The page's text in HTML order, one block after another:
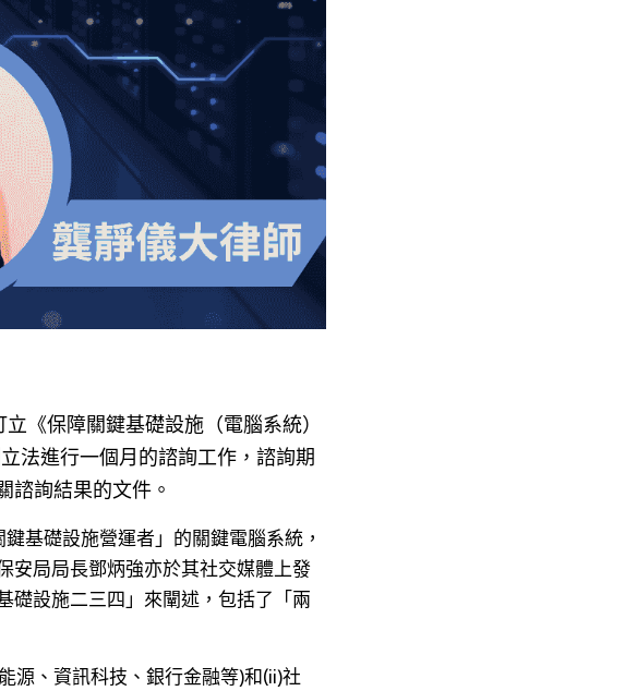
《保障關鍵基礎設施（電腦系統）
法進行一個月的諮詢工作，諮詢期
諮詢結果的文件。
基礎設施營運者」的關鍵電腦系統，
安局局長鄧炳強亦於其社交媒體上發
礎設施二三四」來闡述，包括了「兩
源、資訊科技、銀行金融等)和(ii)社